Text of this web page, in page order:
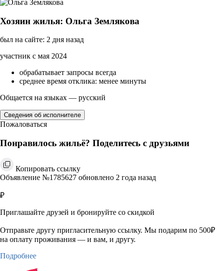
Хозяин жилья: Ольга Землякова
был на сайте: 2 дня назад
участник с мая 2024
обрабатывает запросы всегда
среднее время отклика: менее минуты
Общается на языках — русский
Сведения об исполнителе
Пожаловаться
Понравилось жильё? Поделитесь с друзьями
Копировать ссылку
Объявление №1785627 обновлено 2 года назад
₽
Приглашайте друзей и бронируйте со скидкой
Отправьте другу пригласительную ссылку. Мы подарим по 500₽
на оплату проживания — и вам, и другу.
Подробнее